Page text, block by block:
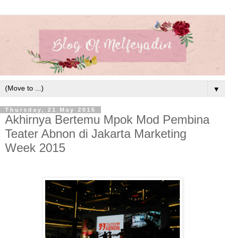
▼
Thursday, 21 May 2015
Akhirnya Bertemu Mpok Mod Pembina
Teater Abnon di Jakarta Marketing
Week 2015